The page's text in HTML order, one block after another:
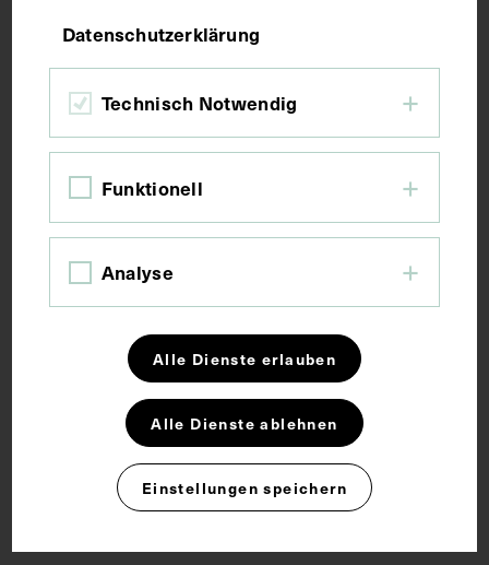
Kurzbeschreibung
Lithografie von Ernst Klimt, Verlag L. Bergmann und
Comp., Wien. Neg. I 247/29, 301
Schlagwörter
Hals-Nasen-Ohren-Heilkunde
CC BY-NC-SA 4.0
Datenschutzerklärung
Technisch Notwendig
Funktionell
Analyse
Alle Dienste erlauben
Alle Dienste ablehnen
Einstellungen speichern